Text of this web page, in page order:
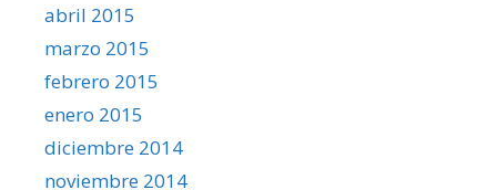
abril 2015
marzo 2015
febrero 2015
enero 2015
diciembre 2014
noviembre 2014